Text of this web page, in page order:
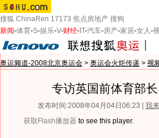
搜狐 ChinaRen 17173 焦点房地产 搜狗
新闻-体育-S-娱乐-V-财经- IT-汽车-房产-家居-女人-
奥运频道-2008北京奥运会 > 奥运会火炬传递 > 视
专访英国前体育部
发布时间:2008年04月04日06:23 | 我
获取Flash播放器 to see this player.